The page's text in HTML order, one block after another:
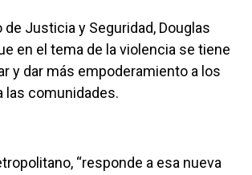
Justicia y Seguridad, Douglas
en el tema de la violencia se tiene
y dar más empoderamiento a los
las comunidades.
“responde a esa nueva